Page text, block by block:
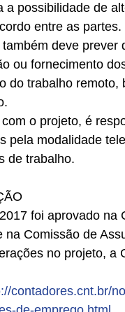
a possibilidade de
entre as partes.
deve prever
ou fornecimento
do trabalho
o projeto, é
pela modalidade
de trabalho.
foi aprovado na
na Comissão de
no projeto, a
contadores.cnt.br/